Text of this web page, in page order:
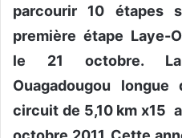
parcourir 10 étapes
première étape Laye-
le 21 octobre. La
Ouagadougou
circuit de 5,10 km x15